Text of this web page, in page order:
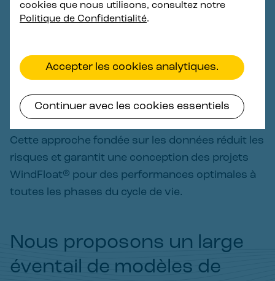
cookies que nous utilisons, consultez notre
Politique de Confidentialité.
Accepter les cookies analytiques.
Continuer avec les cookies essentiels
L'expérience acquise et les enseignements tirés
philosophie de conception. Nous adaptons nos
modèles et nos logiciels pour refléter le
systèmes en mer.
Cette approche fondée sur les données réduit les
risques et garantit une conception des projets
WindFloat® pour des performances optimales à
toutes les phases du cycle de vie.
Nous proposons un large
éventail de modèles de